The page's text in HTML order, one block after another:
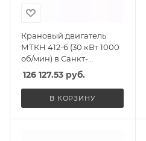
Крановый двигатель
МТКН 412-6 (30 кВт 1000
об/мин) в Санкт-
Петербурге, Спб
126 127.53 руб.
В КОРЗИНУ